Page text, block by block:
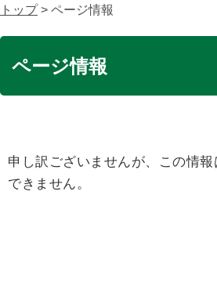
トップ> ページ情報
ページ情報
申し訳ございませんが、この情
できません。